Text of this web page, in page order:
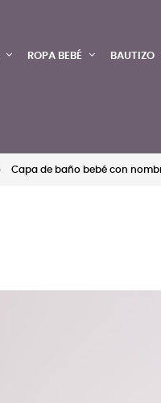
ROPA BEBÉ BAUTIZO
Capa de baño bebé con